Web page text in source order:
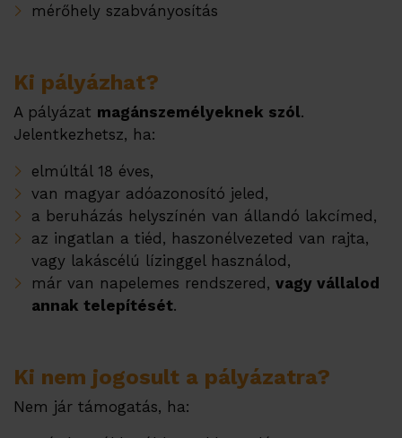
mérőhely szabványosítás
Ki pályázhat?
A pályázat magánszemélyeknek szól.
Jelentkezhetsz, ha:
elmúltál 18 éves,
van magyar adóazonosító jeled,
a beruházás helyszínén van állandó lakcímed,
az ingatlan a tiéd, haszonélvezeted van rajta,
vagy lakáscélú lízinggel használod,
már van napelemes rendszered, vagy vállalod
annak telepítését.
Ki nem jogosult a pályázatra?
Nem jár támogatás, ha: